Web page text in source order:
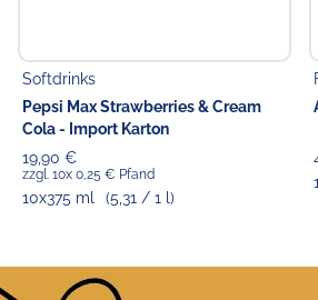
Softdrinks
Pepsi Max Strawberries & Cream
Cola - Import Karton
19,90 €
zzgl. 10x 0,25 € Pfand
10x375 ml (5,31 / 1 l)